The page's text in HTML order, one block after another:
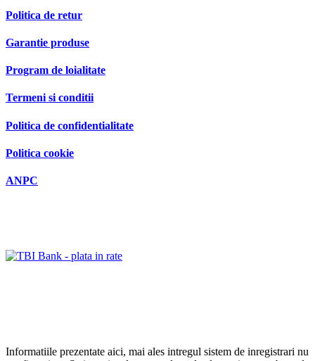
Termeni si conditii
Politica de confidentialitate
Politica cookie
ANPC